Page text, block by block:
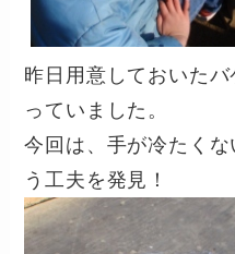
昨日用意しておいた
っていました。
今回は、手が冷たく
う工夫を発見！